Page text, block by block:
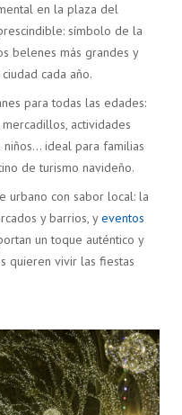
en la plaza del
símbolo de la
belenes más grandes y
cada año.
para todas las edades:
actividades
niños… ideal para familias
de turismo navideño.
urbano con sabor local: la
y barrios, yeventos
un toque auténtico y
quieren vivir las fiestas